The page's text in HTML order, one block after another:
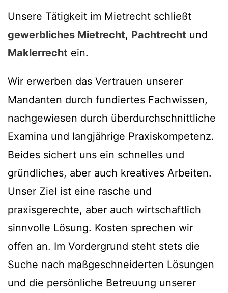
Unsere Tätigkeit im Mietrecht schließt
gewerbliches Mietrecht, Pachtrecht und
Maklerrecht ein.
Wir erwerben das Vertrauen unserer
Mandanten durch fundiertes Fachwissen,
nachgewiesen durch überdurchschnittliche
Examina und langjährige Praxiskompetenz.
Beides sichert uns ein schnelles und
gründliches, aber auch kreatives Arbeiten.
Unser Ziel ist eine rasche und
praxisgerechte, aber auch wirtschaftlich
sinnvolle Lösung. Kosten sprechen wir
offen an. Im Vordergrund steht stets die
Suche nach maßgeschneiderten Lösungen
und die persönliche Betreuung unserer